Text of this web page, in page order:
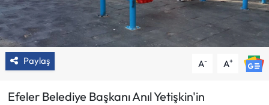
Paylaş A- A+
Efeler Belediye Başkanı Anıl Yetişkin'in